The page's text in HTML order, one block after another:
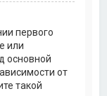
первого
или
основной
от
такой